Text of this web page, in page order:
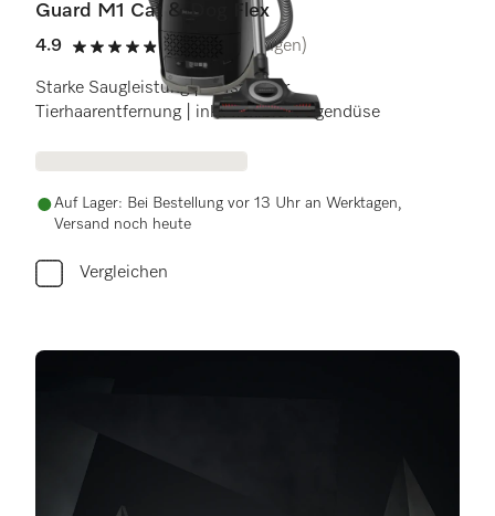
Guard M1 Cat & Dog Flex
4.9
4.9 Sterne von 5
(35 Bewertungen)
Starke Saugleistung | Aufsatz zur
Tierhaarentfernung | inkl. flexibler Fugendüse
Auf Lager: Bei Bestellung vor 13 Uhr an Werktagen,
Versand noch heute
Vergleichen